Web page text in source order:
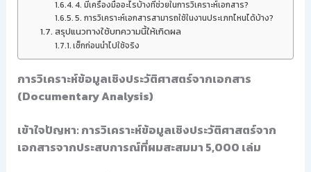
4. มีเครื่องมืออะไรบ้างที่ช่วยในการวิเคราะห์เอกสาร?
5. การวิเคราะห์เอกสารสามารถใช้ในงานประเภทไหนได้บ้าง?
สรุปแนวทางใช้บทความนี้ให้เกิดผล
เช็กก่อนนำไปใช้จริง
การวิเคราะห์ข้อมูลเชิงประวัติศาสตร์จากเอกสาร
(Documentary Analysis)
เข้าใจปัญหา: การวิเคราะห์ข้อมูลเชิงประวัติศาสตร์จาก
เอกสารจากประสบการณ์ที่ผมสะสมมา 5,000 เล่ม